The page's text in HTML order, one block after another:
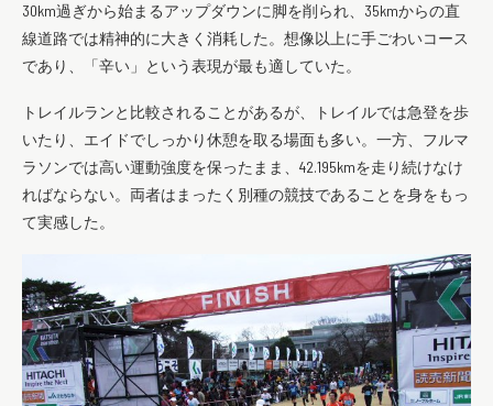
30km過ぎから始まるアップダウンに脚を削られ、35kmからの直
線道路では精神的に大きく消耗した。想像以上に手ごわいコース
であり、「辛い」という表現が最も適していた。
トレイルランと比較されることがあるが、トレイルでは急登を歩
いたり、エイドでしっかり休憩を取る場面も多い。一方、フルマ
ラソンでは高い運動強度を保ったまま、42.195kmを走り続けなけ
ればならない。両者はまったく別種の競技であることを身をもっ
て実感した。